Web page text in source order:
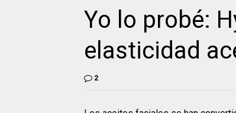
Yo lo probé:
elasticidad
2